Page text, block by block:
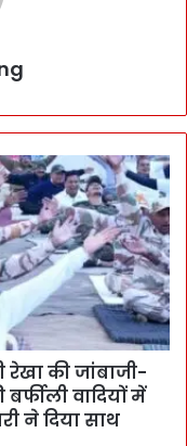
रेखा की जांबाजी-
वादियों में
ने दिया साथ